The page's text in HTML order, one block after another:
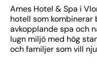
Ames Hotel & Spa i
hotell som kombinerar
avkopplande spa och
lugn miljö med hög
och familjer som vill